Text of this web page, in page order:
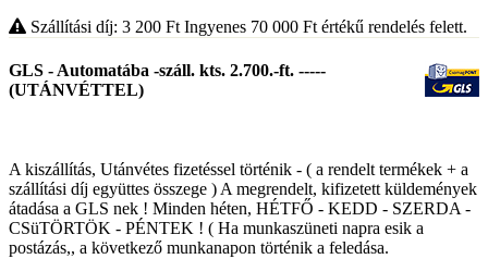
Szállítási díj: 3 200 Ft Ingyenes 70 000 Ft értékű rendelés felett.
GLS - Automatába -száll. kts. 2.700.-ft. -----
(UTÁNVÉTTEL)
A kiszállítás, Utánvétes fizetéssel történik - ( a rendelt termékek + a
szállítási díj együttes összege ) A megrendelt, kifizetett küldemények
átadása a GLS nek ! Minden héten, HÉTFŐ - KEDD - SZERDA -
CSüTÖRTÖK - PÉNTEK ! ( Ha munkaszüneti napra esik a
postázás,, a következő munkanapon történik a feledása.